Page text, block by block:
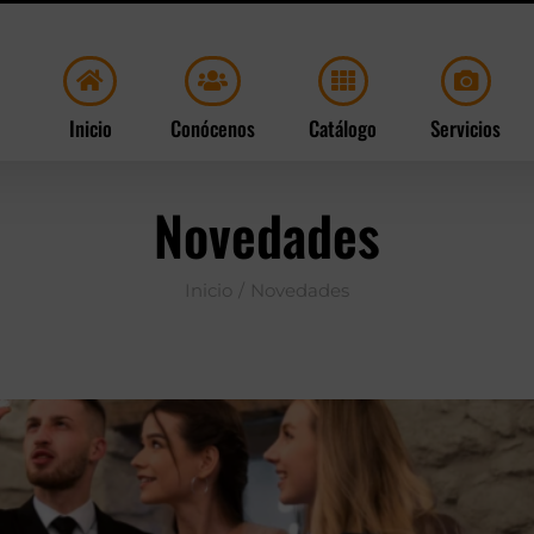
Inicio Conócenos Catálogo Servicios
Novedades
Inicio Novedades